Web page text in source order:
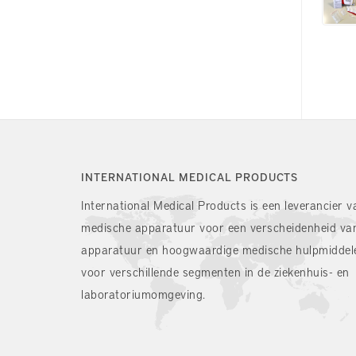
INTERNATIONAL MEDICAL PRODUCTS
International Medical Products is een leverancier
medische apparatuur voor een verscheidenheid
apparatuur en hoogwaardige medische
voor verschillende segmenten in de ziekenhuis- en
laboratoriumomgeving.